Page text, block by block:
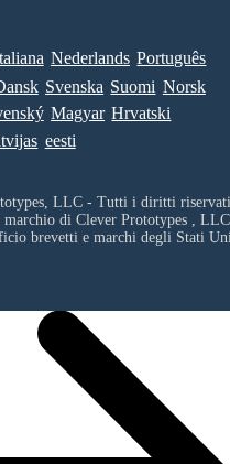
Nederlands Português
Svenska Suomi Norsk
Magyar Hrvatski
eesti
LLC - Tutti i diritti
marchio di Clever Prototypes , LLC
brevetti e marchi degli Stati